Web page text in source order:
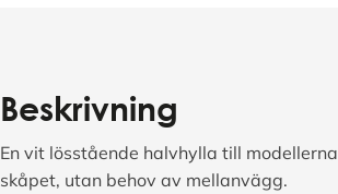
Beskrivning
En vit lösstående halvhylla till modellerna
skåpet, utan behov av mellanvägg.